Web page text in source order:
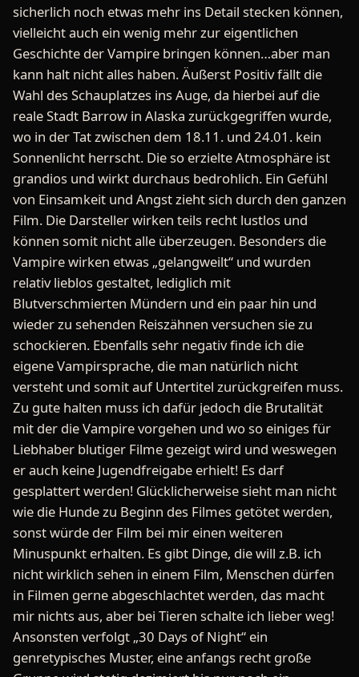
sicherlich noch etwas mehr ins Detail stecken können,
vielleicht auch ein wenig mehr zur eigentlichen
Geschichte der Vampire bringen können…aber man
kann halt nicht alles haben. Äußerst Positiv fällt die
Wahl des Schauplatzes ins Auge, da hierbei auf die
reale Stadt Barrow in Alaska zurückgegriffen wurde,
wo in der Tat zwischen dem 18.11. und 24.01. kein
Sonnenlicht herrscht. Die so erzielte Atmosphäre ist
grandios und wirkt durchaus bedrohlich. Ein Gefühl
von Einsamkeit und Angst zieht sich durch den ganzen
Film. Die Darsteller wirken teils recht lustlos und
können somit nicht alle überzeugen. Besonders die
Vampire wirken etwas „gelangweilt“ und wurden
relativ lieblos gestaltet, lediglich mit
Blutverschmierten Mündern und ein paar hin und
wieder zu sehenden Reiszähnen versuchen sie zu
schockieren. Ebenfalls sehr negativ finde ich die
eigene Vampirsprache, die man natürlich nicht
versteht und somit auf Untertitel zurückgreifen muss.
Zu gute halten muss ich dafür jedoch die Brutalität
mit der die Vampire vorgehen und wo so einiges für
Liebhaber blutiger Filme gezeigt wird und weswegen
er auch keine Jugendfreigabe erhielt! Es darf
gesplattert werden! Glücklicherweise sieht man nicht
wie die Hunde zu Beginn des Filmes getötet werden,
sonst würde der Film bei mir einen weiteren
Minuspunkt erhalten. Es gibt Dinge, die will z.B. ich
nicht wirklich sehen in einem Film, Menschen dürfen
in Filmen gerne abgeschlachtet werden, das macht
mir nichts aus, aber bei Tieren schalte ich lieber weg!
Ansonsten verfolgt „30 Days of Night“ ein
genretypisches Muster, eine anfangs recht große